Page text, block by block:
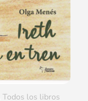
Todos los libros